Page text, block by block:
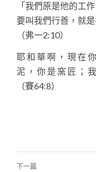
「我們原是他的工
要叫我們行善，就
（弗一2:10）
耶 和 華 啊 ， 現 在
泥 ， 你 是 窯 匠 ；
（賽64:8）
下一篇